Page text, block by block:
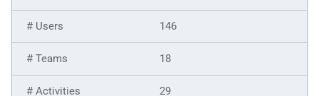
146
18
29